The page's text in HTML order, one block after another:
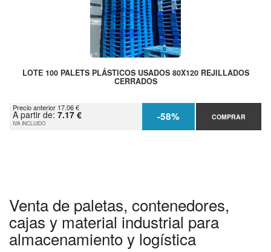
LOTE 100 PALETS PLÁSTICOS USADOS 80X120 REJILLADOS
CERRADOS
Precio anterior 17.06 €
A partir de: 7.17 €
IVA INCLUIDO -58% COMPRAR
Venta de paletas, contenedores,
cajas y material industrial para
almacenamiento y logística